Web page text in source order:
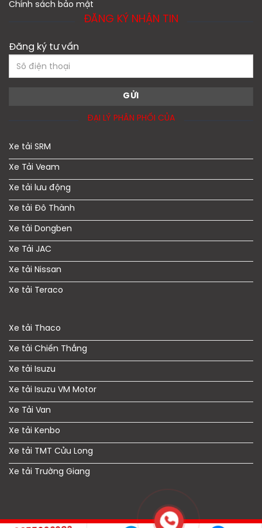
Chính sách bảo mật
ĐĂNG KÝ NHẬN TIN
Đăng ký tư vấn
ĐẠI LÝ PHÂN PHỐI CỦA
Xe tải SRM
Xe Tải Veam
Xe tải lưu động
Xe tải Đô Thành
Xe tải Dongben
Xe Tải JAC
Xe tải Nissan
Xe tải Teraco
Xe tải Thaco
Xe tải Chiến Thắng
Xe tải Isuzu
Xe tải Isuzu VM Motor
Xe Tải Van
Xe tải Kenbo
Xe tải TMT Cửu Long
Xe tải Trường Giang